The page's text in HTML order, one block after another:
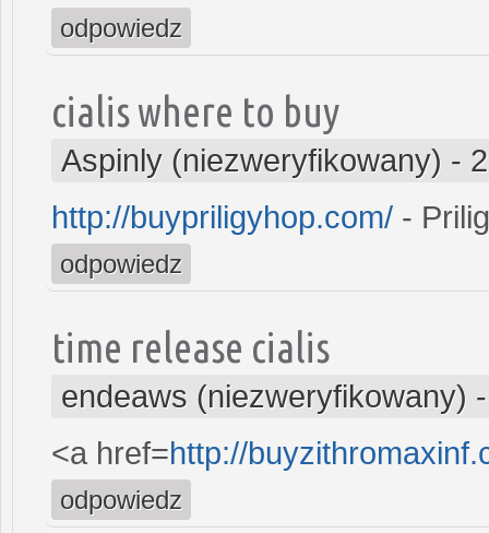
odpowiedz
cialis where to buy
Aspinly (niezweryfikowany) -
http://buypriligyhop.com/ -
odpowiedz
time release cialis
endeaws (niezweryfikowany)
<a href=http://
odpowiedz